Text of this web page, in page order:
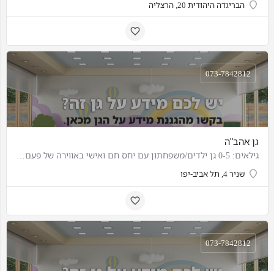
הבריגדה היהודית 20, הרצליה
גן אהב"ה
גילאים: 0-5 גן ילדים/משפחתון עם יחס חם ואישי באווירה של פעם וחיבור חזק לטבע וחינוך בשיטות האנטרופוסופיות…
שניר 4, תל אביב-יפו
073-7842812
073-7842812